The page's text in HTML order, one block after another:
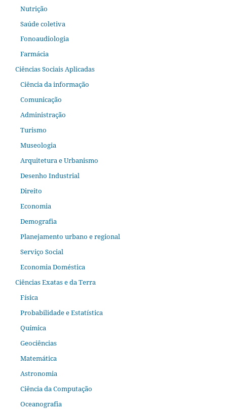
Nutrição
Saúde coletiva
Fonoaudiologia
Farmácia
Ciências Sociais Aplicadas
Ciência da informação
Comunicação
Administração
Turismo
Museologia
Arquitetura e Urbanismo
Desenho Industrial
Direito
Economia
Demografia
Planejamento urbano e regional
Serviço Social
Economia Doméstica
Ciências Exatas e da Terra
Física
Probabilidade e Estatística
Química
Geociências
Matemática
Astronomia
Ciência da Computação
Oceanografia